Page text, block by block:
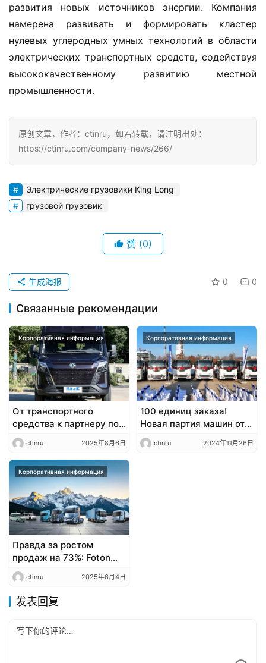
развития новых источников энергии. Компания
намерена развивать и формировать кластер
нулевых углеродных умных технологий в области
электрических транспортных средств, содействуя
высококачественному развитию местной
промышленности.
原创文章，作者：ctinru，如若转载，请注明出处：
https://ctinru.com/company-news/266/
Электрические грузовики King Long
грузовой грузовик
赞 (0)
0 0
生成海报
Связанные рекомендации
Корпоративная информация
От транспортного
средства к партнеру по
заработку: как Dongfeng
Yufeng V9+ помогает
грузоперевозчикам
зарабатывать больше
ctinru 2025年8月6日
Корпоративная информация
100 единиц заказа!
Новая партия машин от
XCMG New Energy,
пионера в области
ctinru 2024年11月26日
Корпоративная информация
​​Правда за ростом
продаж на 73%: Foton
перестраивает правила
игры в индустрии
тяжелых грузовиков с
помощью «треугольной
ctinru 2025年6月4日
发表回复